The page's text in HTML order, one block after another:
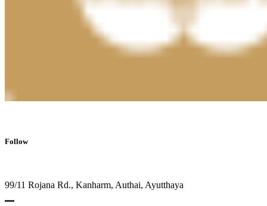
Follow
99/11 Rojana Rd., Kanharm, Authai, Ayutthaya